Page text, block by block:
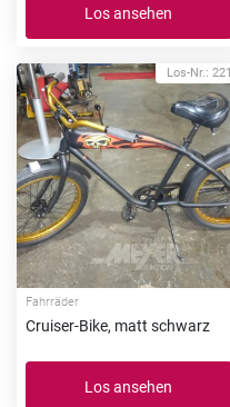
Los ansehen
Los-Nr.: 221
Fahrräder
Cruiser-Bike, matt schwarz
Los ansehen